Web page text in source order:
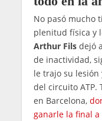
No pasó mucho
plenitud física y
Arthur Filsdejó
de inactividad,
le trajo su lesión
del circuito ATP.
en Barcelona,
ganarle la final a